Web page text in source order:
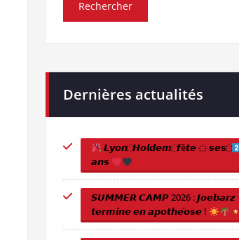
Dernières actualités
𝙇𝙮𝙤𝙣 ҉ 𝙃𝙤𝙡𝙙𝙚𝙢 ҉ 𝙛ê𝙩𝙚 ҉ 𝙨𝙚𝙨 ҉
𝙖𝙣𝙨
𝙎𝙐𝙈𝙈𝙀𝙍 𝘾𝘼𝙈𝙋 2026 : 𝙅𝙤𝙚𝙗𝙖𝙧𝙯
𝙩𝙚𝙧𝙢𝙞𝙣𝙚 𝙚𝙣 𝙖𝙥𝙤𝙩𝙝𝙚́𝙤𝙨𝙚 !